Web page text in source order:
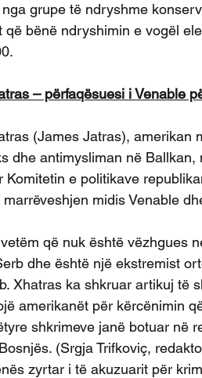
grupe të ndryshme
që bënë ndryshimin e vogël
– përfaqësuesi i Venable
(James Jatras),
dhe antimysliman në
Komitetin e politikave
midis Venable
që nuk është vëzhgues
dhe është një ekstremist
Xhatras ka shkruar artikuj të
amerikanët për kërcënimin
shkrimeve janë botuar në
(Srgja Trifkoviç,
zyrtar i të akuzuarit për